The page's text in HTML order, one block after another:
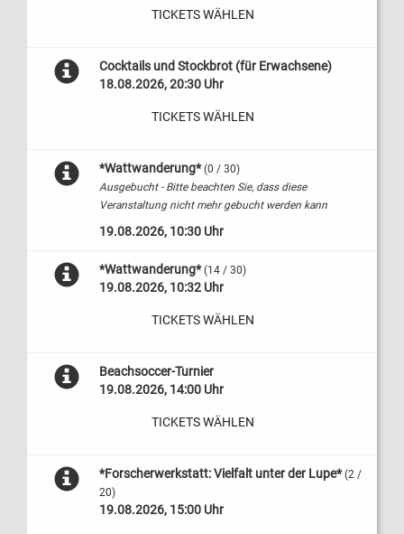
TICKETS WÄHLEN
Cocktails und Stockbrot (für Erwachsene)
18.08.2026, 20:30 Uhr
TICKETS WÄHLEN
*Wattwanderung* (0 / 30)
Ausgebucht - Bitte beachten Sie, dass diese
Veranstaltung nicht mehr gebucht werden kann
19.08.2026, 10:30 Uhr
*Wattwanderung* (14 / 30)
19.08.2026, 10:32 Uhr
TICKETS WÄHLEN
Beachsoccer-Turnier
19.08.2026, 14:00 Uhr
TICKETS WÄHLEN
*Forscherwerkstatt: Vielfalt unter der Lupe* (2 /
20)
19.08.2026, 15:00 Uhr